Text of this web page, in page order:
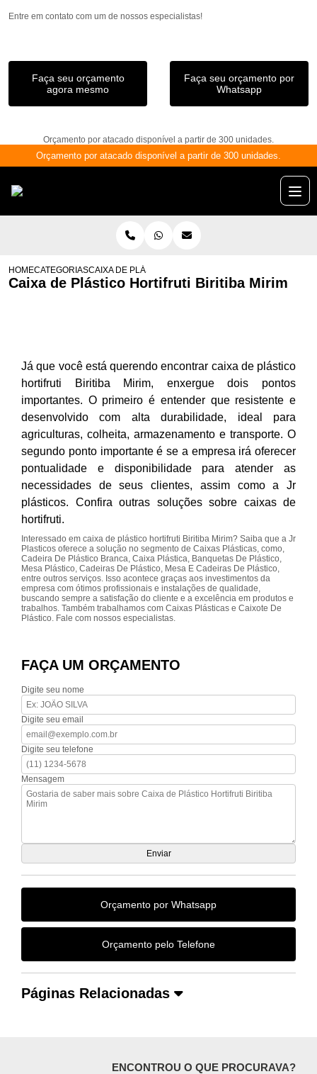
Entre em contato com um de nossos especialistas!
Faça seu orçamento
agora mesmo
Faça seu orçamento por
Whatsapp
Orçamento por atacado disponível a partir de 300 unidades.
Orçamento por atacado disponível a partir de 300 unidades.
HOMECATEGORIASCAIXA DE PLÁSTICO HORTIFRUTI BIRITIBA MIRIM
Caixa de Plástico Hortifruti Biritiba Mirim
Já que você está querendo encontrar caixa de plástico
hortifruti Biritiba Mirim, enxergue dois pontos
importantes. O primeiro é entender que resistente e
desenvolvido com alta durabilidade, ideal para
agriculturas, colheita, armazenamento e transporte. O
segundo ponto importante é se a empresa irá oferecer
pontualidade e disponibilidade para atender as
necessidades de seus clientes, assim como a Jr
plásticos. Confira outras soluções sobre caixas de
hortifruti.
Interessado em caixa de plástico hortifruti Biritiba Mirim? Saiba que a Jr
Plasticos oferece a solução no segmento de Caixas Plásticas, como,
Cadeira De Plástico Branca, Caixa Plástica, Banquetas De Plástico,
Mesa Plástico, Cadeiras De Plástico, Mesa E Cadeiras De Plástico,
entre outros serviços. Isso acontece graças aos investimentos da
empresa com ótimos profissionais e instalações de qualidade,
buscando sempre a satisfação do cliente e a excelência em produtos e
trabalhos. Também trabalhamos com Caixas Plásticas e Caixote De
Plástico. Fale com nossos especialistas.
FAÇA UM ORÇAMENTO
Digite seu nome
Digite seu email
Digite seu telefone
Mensagem
Orçamento por Whatsapp
Orçamento pelo Telefone
Páginas Relacionadas
ENCONTROU O QUE PROCURAVA?